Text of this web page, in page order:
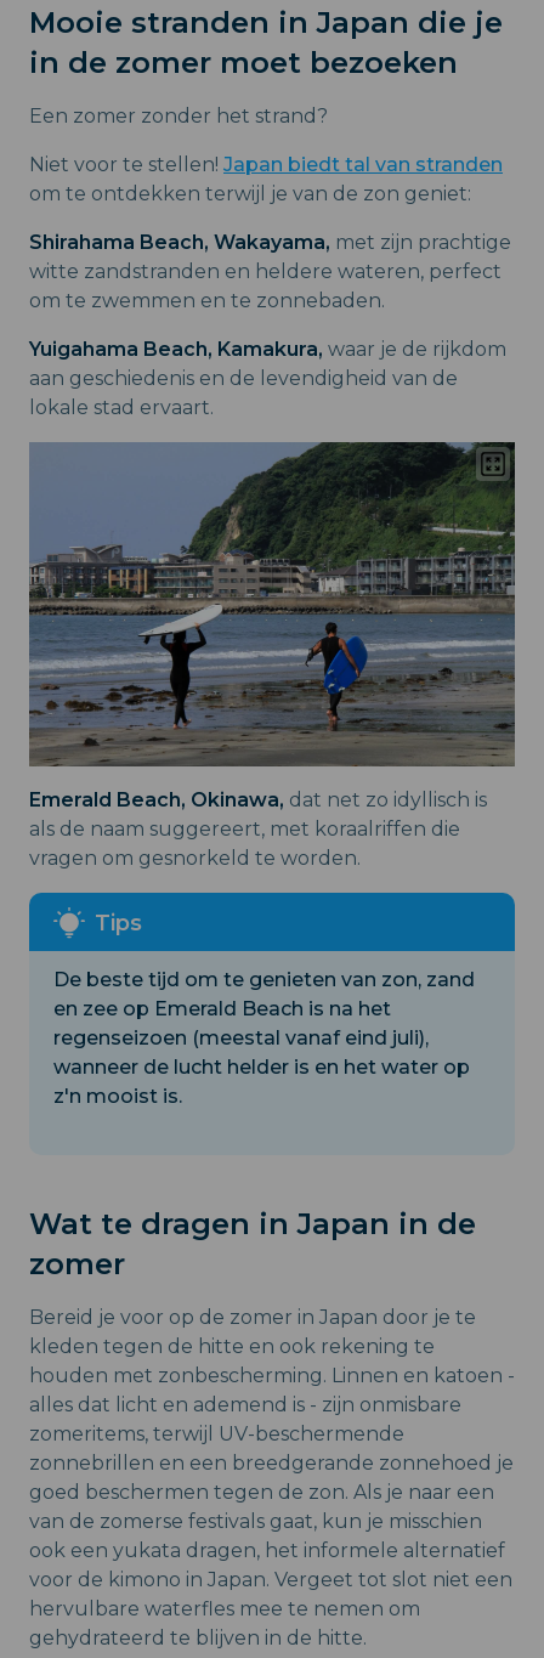
Mooie stranden in Japan die je
in de zomer moet bezoeken
Een zomer zonder het strand?
Niet voor te stellen! Japan biedt tal van stranden
om te ontdekken terwijl je van de zon geniet:
Shirahama Beach, Wakayama, met zijn prachtige
witte zandstranden en heldere wateren, perfect
om te zwemmen en te zonnebaden.
Yuigahama Beach, Kamakura, waar je de rijkdom
aan geschiedenis en de levendigheid van de
lokale stad ervaart.
Emerald Beach, Okinawa, dat net zo idyllisch is
als de naam suggereert, met koraalriffen die
vragen om gesnorkeld te worden.
De beste tijd om te genieten van zon, zand
en zee op Emerald Beach is na het
regenseizoen (meestal vanaf eind juli),
wanneer de lucht helder is en het water op
z'n mooist is.
Wat te dragen in Japan in de
zomer
Bereid je voor op de zomer in Japan door je te
kleden tegen de hitte en ook rekening te
houden met zonbescherming. Linnen en katoen -
alles dat licht en ademend is - zijn onmisbare
zomeritems, terwijl UV-beschermende
zonnebrillen en een breedgerande zonnehoed je
goed beschermen tegen de zon. Als je naar een
van de zomerse festivals gaat, kun je misschien
ook een yukata dragen, het informele alternatief
voor de kimono in Japan. Vergeet tot slot niet een
hervulbare waterfles mee te nemen om
gehydrateerd te blijven in de hitte.